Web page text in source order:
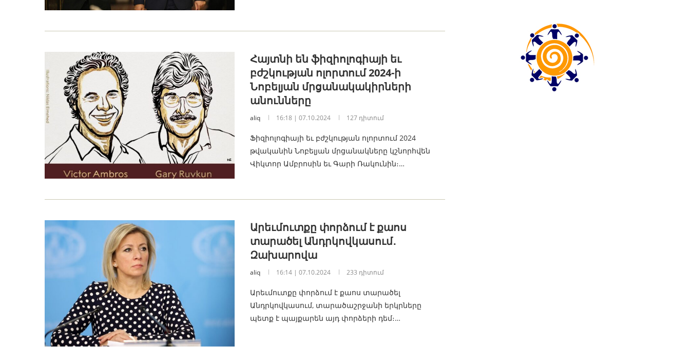
Հայտնի են ֆիզիոլոգիայի եւ
բժշկության ոլորտում 2024-ի
Նոբելյան մրցանակակիրների
անունները
aliq 16:18 | 07.10.2024 127 դիտում
Ֆիզիոլոգիայի եւ բժշկության ոլորտում 2024
թվականին Նոբելյան մրցանակները կշնորհվեն
Վիկտոր Ամբրոսին եւ Գարի Ռակունին։…
Արեւմուտքը փորձում է քաոս
տարածել Անդրկովկասում․
Զախարովա
aliq 16:14 | 07.10.2024 233 դիտում
Արեւմուտքը փորձում է քաոս տարածել
Անդրկովկասում, տարածաշրջանի երկրները
պետք է պայքարեն այդ փորձերի դեմ։…